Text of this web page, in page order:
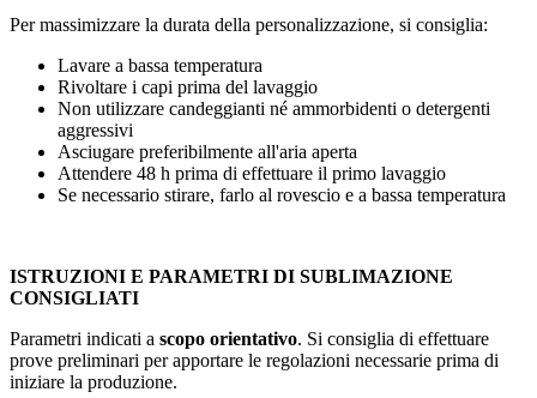
Per massimizzare la durata della personalizzazione, si consiglia:
Lavare a bassa temperatura
Rivoltare i capi prima del lavaggio
Non utilizzare candeggianti né ammorbidenti o detergenti
aggressivi
Asciugare preferibilmente all'aria aperta
Attendere 48 h prima di effettuare il primo lavaggio
Se necessario stirare, farlo al rovescio e a bassa temperatura
ISTRUZIONI E PARAMETRI DI SUBLIMAZIONE
CONSIGLIATI
Parametri indicati a scopo orientativo. Si consiglia di effettuare
prove preliminari per apportare le regolazioni necessarie prima di
iniziare la produzione.